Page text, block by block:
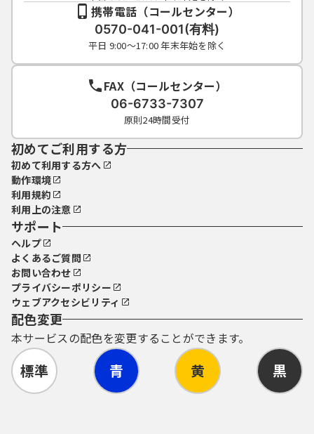
携帯電話（コールセンター）
0570-041-001(有料)
平日 9:00～17:00 年末年始を除く
FAX（コールセンター）
06-6733-7307
原則24時間受付
初めてご利用する方
初めて利用する方へ
動作環境
利用規約
利用上の注意
サポート
ヘルプ
よくあるご質問
お問い合わせ
プライバシーポリシー
ウェブアクセシビリティ
配色変更
本サービスの配色を変更することができます。
標準 青 黄 黒